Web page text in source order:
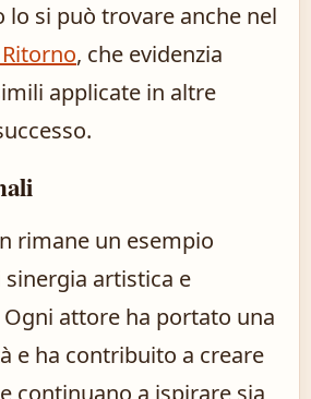
si può trovare anche nel
, che evidenzia
applicate in altre
rimane un esempio
artistica e
attore ha portato una
e ha contribuito a creare